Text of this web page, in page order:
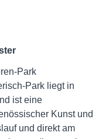
Park
Park liegt in
ist eine
Kunst und
und direkt am